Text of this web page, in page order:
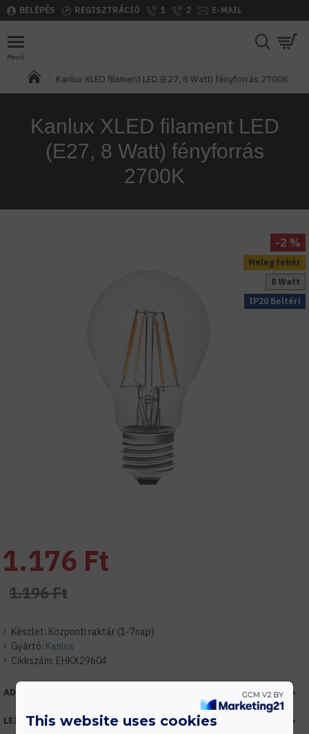
BELÉPÉS REGISZTRÁCIÓ 1 2 E-MAIL
Kanlux XLED filament LED (E27, 8 Watt) fényforrás 2700K
Kanlux XLED filament LED
(E27, 8 Watt) fényforrás
2700K
Meleg fehér
IP20 Beltéri
8 Watt
-2 %
Készlet: Központi raktár (1-7nap)
Gyártó: Kanlux
Cikkszám: EHKX29604
1.176 Ft
1.196 Ft
ADATOK
LEÍRÁSThis website uses cookies